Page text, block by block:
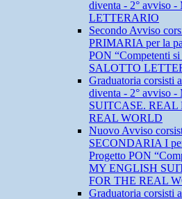
diventa - 2° avviso
LETTERARIO
Secondo Avviso
PRIMARIA per la
PON “Competenti
SALOTTO
Graduatoria corsisti
diventa - 2° avviso
SUITCASE. REAL
REAL WORLD
Nuovo Avviso
SECONDARIA I
Progetto PON
MY ENGLISH
FOR THE REAL
Graduatoria corsisti